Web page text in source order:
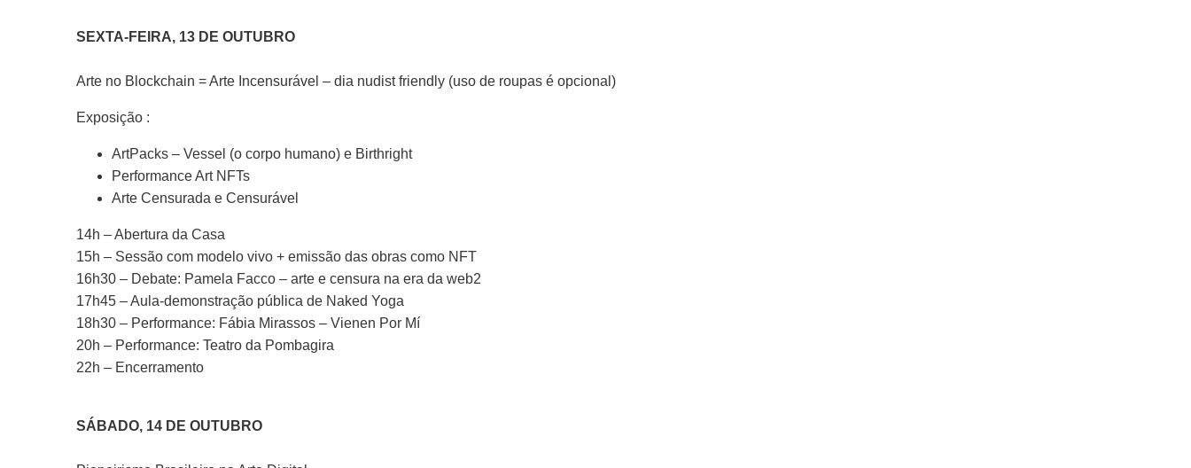
SEXTA-FEIRA, 13 DE OUTUBRO
Arte no Blockchain = Arte Incensurável – dia nudist friendly (uso de roupas é opcional)
Exposição :
ArtPacks – Vessel (o corpo humano) e Birthright
Performance Art NFTs
Arte Censurada e Censurável
14h – Abertura da Casa
15h – Sessão com modelo vivo + emissão das obras como NFT
16h30 – Debate: Pamela Facco – arte e censura na era da web2
17h45 – Aula-demonstração pública de Naked Yoga
18h30 – Performance: Fábia Mirassos – Vienen Por Mí
20h – Performance: Teatro da Pombagira
22h – Encerramento
SÁBADO, 14 DE OUTUBRO